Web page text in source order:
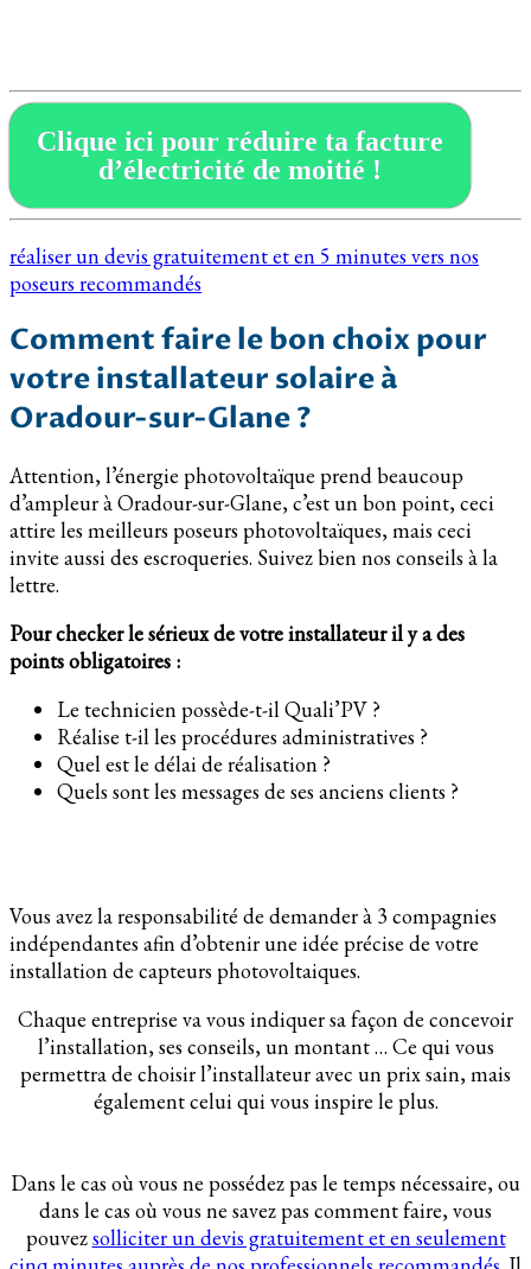
Clique ici pour réduire ta facture
d’électricité de moitié !
réaliser un devis gratuitement et en 5 minutes vers nos
poseurs recommandés
Comment faire le bon choix pour
votre installateur solaire à
Oradour-sur-Glane ?
Attention, l’énergie photovoltaïque prend beaucoup
d’ampleur à Oradour-sur-Glane, c’est un bon point, ceci
attire les meilleurs poseurs photovoltaïques, mais ceci
invite aussi des escroqueries. Suivez bien nos conseils à la
lettre.
Pour checker le sérieux de votre installateur il y a des
points obligatoires :
Le technicien possède-t-il Quali’PV ?
Réalise t-il les procédures administratives ?
Quel est le délai de réalisation ?
Quels sont les messages de ses anciens clients ?
Vous avez la responsabilité de demander à 3 compagnies
indépendantes afin d’obtenir une idée précise de votre
installation de capteurs photovoltaiques.
Chaque entreprise va vous indiquer sa façon de concevoir
l’installation, ses conseils, un montant … Ce qui vous
permettra de choisir l’installateur avec un prix sain, mais
également celui qui vous inspire le plus.
Dans le cas où vous ne possédez pas le temps nécessaire, ou
dans le cas où vous ne savez pas comment faire, vous
pouvezsolliciter un devis gratuitement et en seulement